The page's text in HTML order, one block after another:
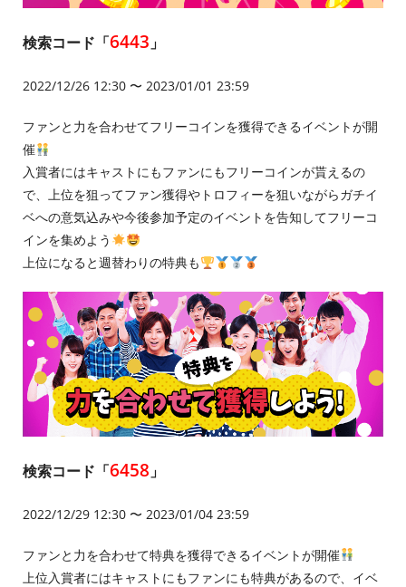
検索コード「6443」
2022/12/26 12:30 〜 2023/01/01 23:59
ファンと力を合わせてフリーコインを獲得できるイベントが開
催
入賞者にはキャストにもファンにもフリーコインが貰えるの
で、上位を狙ってファン獲得やトロフィーを狙いながらガチイ
ベへの意気込みや今後参加予定のイベントを告知してフリーコ
インを集めよう
上位になると週替わりの特典も
検索コード「6458 」
2022/12/29 12:30 〜 2023/01/04 23:59
ファンと力を合わせて特典を獲得できるイベントが開催
上位入賞者にはキャストにもファンにも特典があるので、イベ